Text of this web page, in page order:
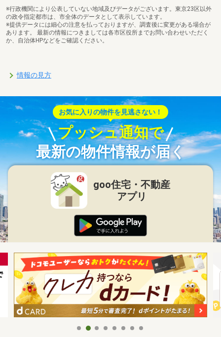
※行政機関により公表していない地域及びデータがございます。東京23区以外
の政令指定都市は、市全体のデータとして表示しています。
※提供データには細心の注意を払っておりますが、調査後に変更がある場合が
あります。 最新の情報につきましては各市区役所までお問い合わせいただく
か、自治体HPなどをご確認ください。
情報の見方
お気に入りの物件を見逃さない！
プッシュ通知で
最新の物件情報が届く
goo住宅・不動産
アプリ